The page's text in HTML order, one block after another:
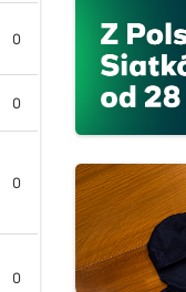
0
0
0
0